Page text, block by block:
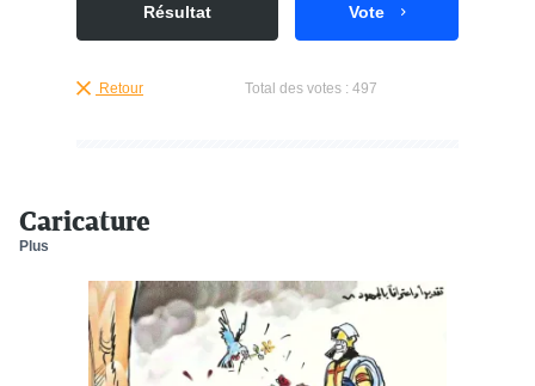
Résultat Vote
Retour Total des votes : 497
Caricature
Plus